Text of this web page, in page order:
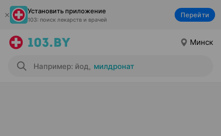
Установить приложение
103: поиск лекарств и врачей
Перейти
Минск
Например: йод, милдронат